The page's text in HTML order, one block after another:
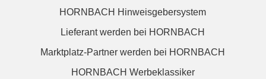
HORNBACH Hinweisgebersystem
Lieferant werden bei HORNBACH
Marktplatz-Partner werden bei HORNBACH
HORNBACH Werbeklassiker